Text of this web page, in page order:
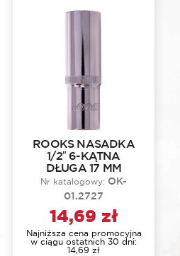
ROOKS NASADKA
1/2″ 6-KĄTNA
DŁUGA 17 MM
Nr katalogowy: OK-
01.2727
14,69 zł
Najniższa cena promocyjna
w ciągu ostatnich 30 dni:
14,69 zł